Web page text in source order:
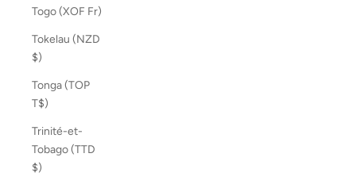
Togo (XOF Fr)
Tokelau (NZD
$)
Tonga (TOP
T$)
Trinité-et-
Tobago (TTD
$)